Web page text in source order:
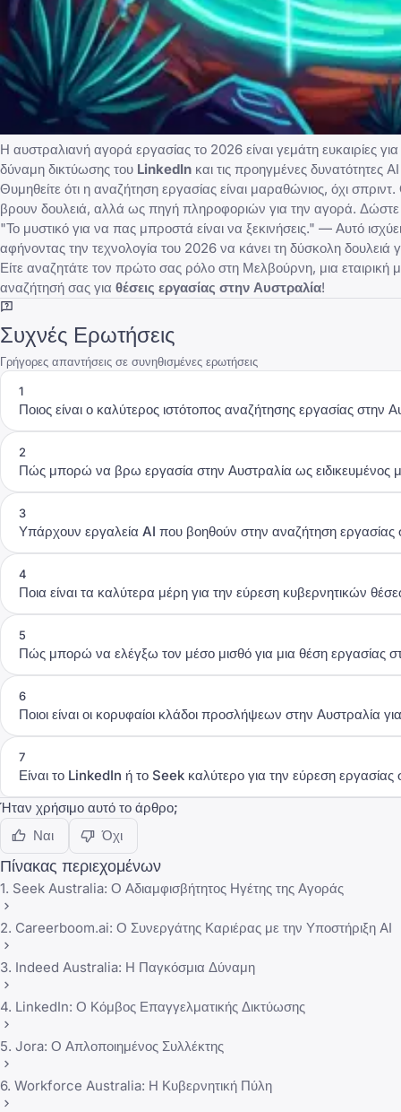
Η αυστραλιανή αγορά εργασίας το 2026 είναι γεμάτη ευκαιρίες
δύναμη δικτύωσης του LinkedIn και τις προηγμένες δυνατότητες
Θυμηθείτε ότι η αναζήτηση εργασίας είναι μαραθώνιος, όχι
βρουν δουλειά, αλλά ως πηγή πληροφοριών για την αγορά. Δώστε
"Το μυστικό για να πας μπροστά είναι να ξεκινήσεις." — Αυτό
αφήνοντας την τεχνολογία του 2026 να κάνει τη δύσκολη δουλειά
Είτε αναζητάτε τον πρώτο σας ρόλο στη Μελβούρνη, μια εταιρική
αναζήτησή σας για θέσεις εργασίας στην Αυστραλία!
Συχνές Ερωτήσεις
Γρήγορες απαντήσεις σε συνηθισμένες ερωτήσεις
1
Ποιος είναι ο καλύτερος ιστότοπος αναζήτησης εργασίας στην
2
Πώς μπορώ να βρω εργασία στην Αυστραλία ως ειδικευμένος
3
Υπάρχουν εργαλεία AI που βοηθούν στην αναζήτηση εργασίας
4
Ποια είναι τα καλύτερα μέρη για την εύρεση κυβερνητικών
5
Πώς μπορώ να ελέγξω τον μέσο μισθό για μια θέση εργασίας
6
Ποιοι είναι οι κορυφαίοι κλάδοι προσλήψεων στην Αυστραλία
7
Είναι το LinkedIn ή το Seek καλύτερο για την εύρεση εργασίας
Ήταν χρήσιμο αυτό το άρθρο;
Ναι
Όχι
Πίνακας περιεχομένων
1. Seek Australia: Ο Αδιαμφισβήτητος Ηγέτης της Αγοράς
2. Careerboom.ai: Ο Συνεργάτης Καριέρας με την Υποστήριξη AI
3. Indeed Australia: Η Παγκόσμια Δύναμη
4. LinkedIn: Ο Κόμβος Επαγγελματικής Δικτύωσης
5. Jora: Ο Απλοποιημένος Συλλέκτης
6. Workforce Australia: Η Κυβερνητική Πύλη